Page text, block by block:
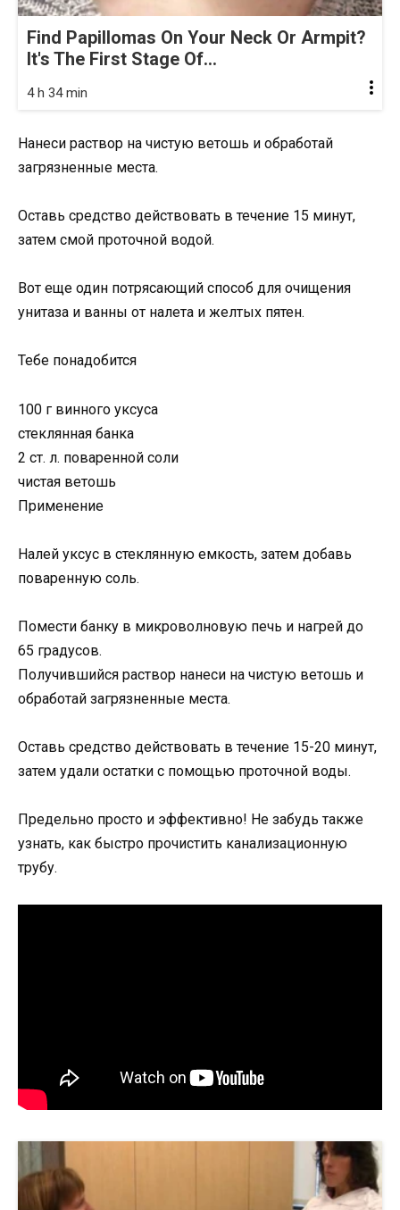
Find Papillomas On Your Neck Or Armpit?
It's The First Stage Of...
4 h 34 min
Нанеси раствор на чистую ветошь и обработай
загрязненные места.
Оставь средство действовать в течение 15 минут,
затем смой проточной водой.
Вот еще один потрясающий способ для очищения
унитаза и ванны от налета и желтых пятен.
Тебе понадобится
100 г винного уксуса
стеклянная банка
2 ст. л. поваренной соли
чистая ветошь
Применение
Налей уксус в стеклянную емкость, затем добавь
поваренную соль.
Помести банку в микроволновую печь и нагрей до
65 градусов.
Получившийся раствор нанеси на чистую ветошь и
обработай загрязненные места.
Оставь средство действовать в течение 15-20 минут,
затем удали остатки с помощью проточной воды.
Предельно просто и эффективно! Не забудь также
узнать, как быстро прочистить канализационную
трубу.